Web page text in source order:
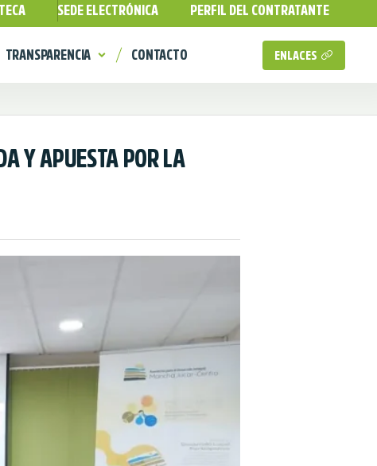
SEDE ELECTRÓNICA PERFIL DEL CONTRATANTE
TRANSPARENCIA CONTACTO ENLACES
Y APUESTA POR LA